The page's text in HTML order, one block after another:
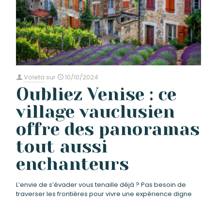
Voleta sur 10/10/2024
Oubliez Venise : ce
village vauclusien
offre des panoramas
tout aussi
enchanteurs
L’envie de s’évader vous tenaille déjà ? Pas besoin de
traverser les frontières pour vivre une expérience digne